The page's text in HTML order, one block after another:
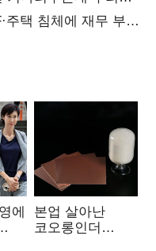
코스닥 구하기
택 침체에 재무 부담
에
본업 살아난
코오롱인더